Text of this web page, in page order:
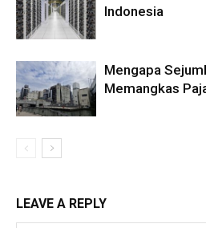
Indonesia
Mengapa
Memangkas
LEAVE A REPLY